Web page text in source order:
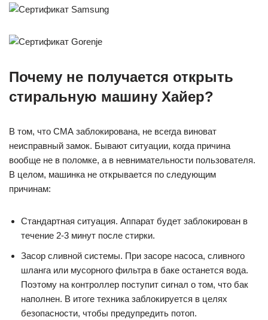
Почему не получается открыть
стиральную машину Хайер?
В том, что СМА заблокирована, не всегда виноват
неисправный замок. Бывают ситуации, когда причина
вообще не в поломке, а в невнимательности пользователя.
В целом, машинка не открывается по следующим
причинам:
Стандартная ситуация. Аппарат будет заблокирован в
течение 2-3 минут после стирки.
Засор сливной системы. При засоре насоса, сливного
шланга или мусорного фильтра в баке останется вода.
Поэтому на контроллер поступит сигнал о том, что бак
наполнен. В итоге техника заблокируется в целях
безопасности, чтобы предупредить потоп.